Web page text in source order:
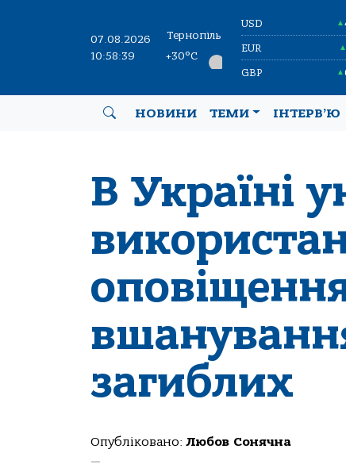
07.08.2026
10:58:40
Тернопіль
+30°C
USD ▲
EUR ▲
GBP ▲
НОВИНИ ТЕМИ ІНТЕРВ’Ю
В Україні
загиблих
Опубліковано: Любов Сонячна
—